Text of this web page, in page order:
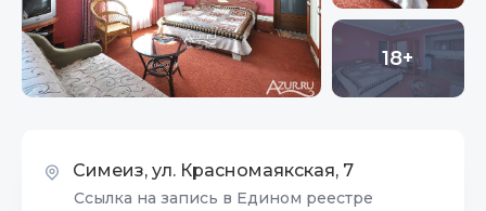
18+
Симеиз, ул. Красномаякская, 7
Ссылка на запись в Едином реестре